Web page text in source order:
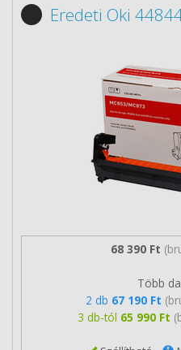
Eredeti Oki
68 390 Ft
Több
2 db 67 190 Ft
3 db-tól 65 990 Ft